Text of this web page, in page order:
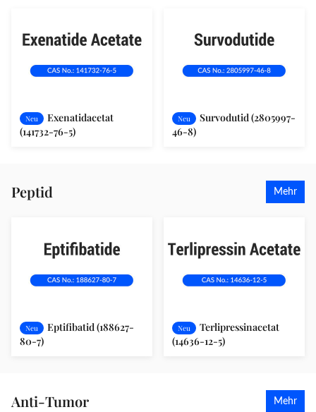
Neu
Exenatidacetat
(141732-76-5)
Neu
Survodutid (2805997-
46-8)
Peptid Mehr
Neu
Eptifibatid (188627-
80-7)
Neu
Terlipressinacetat
(14636-12-5)
Anti-Tumor Mehr